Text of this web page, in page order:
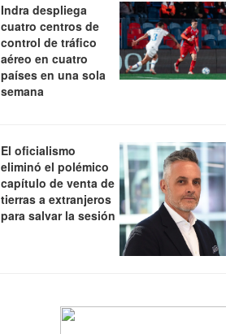
Indra despliega
cuatro centros de
control de tráfico
aéreo en cuatro
países en una sola
semana
El oficialismo
eliminó el polémico
capítulo de venta de
tierras a extranjeros
para salvar la sesión